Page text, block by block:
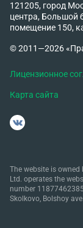
121205, город
центра, Большой
помещение 150,
© 2011—2026
Лицензионное
Карта сайта
The website is owned
Ltd. operates the
number
Skolkovo, Bolshoy